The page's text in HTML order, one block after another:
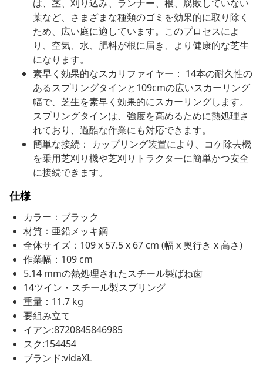
は、茎、刈り込み、ランナー、根、腐敗していない
葉など、さまざまな種類のゴミを効果的に取り除く
ため、広い庭に適しています。このプロセスによ
り、空気、水、肥料が根に届き、より健康的な芝生
になります。
素早く効果的なスカリファイヤー： 14本の耐久性の
あるスプリングタインと109cmの広いスカーリング
幅で、芝生を素早く効果的にスカーリングします。
スプリングタインは、強度を高めるために熱処理さ
れており、過酷な作業にも対応できます。
簡単な接続： カップリング装置により、コケ除去機
を乗用芝刈り機や芝刈りトラクターに簡単かつ安全
に接続できます。
仕様
カラー：ブラック
材質：亜鉛メッキ鋼
全体サイズ：109 x 57.5 x 67 cm (幅 x 奥行き x 高さ)
作業幅：109 cm
5.14 mmの熱処理されたスチール製ばね歯
14ツイン・スチール製スプリング
重量：11.7 kg
要組み立て
イアン:8720845846985
スク:154454
ブランド:vidaXL